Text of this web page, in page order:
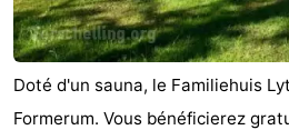
Doté d'un sauna, le Familiehuis
Formerum. Vous bénéficierez